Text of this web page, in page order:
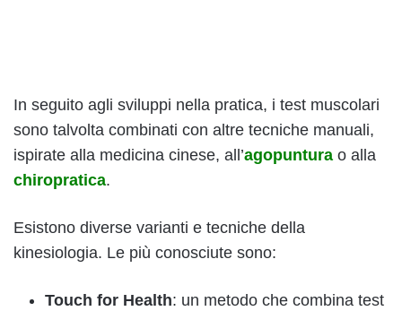
In seguito agli sviluppi nella pratica, i test muscolari
sono talvolta combinati con altre tecniche manuali,
ispirate alla medicina cinese, all’agopuntura o alla
chiropratica.
Esistono diverse varianti e tecniche della
kinesiologia. Le più conosciute sono:
Touch for Health: un metodo che combina test